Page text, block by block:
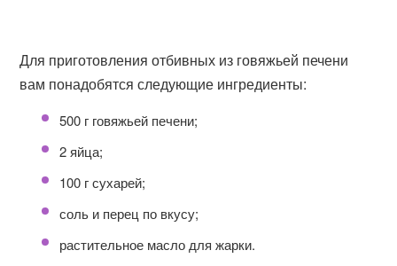
Для приготовления отбивных из говяжьей печени
вам понадобятся следующие ингредиенты:
500 г говяжьей печени;
2 яйца;
100 г сухарей;
соль и перец по вкусу;
растительное масло для жарки.